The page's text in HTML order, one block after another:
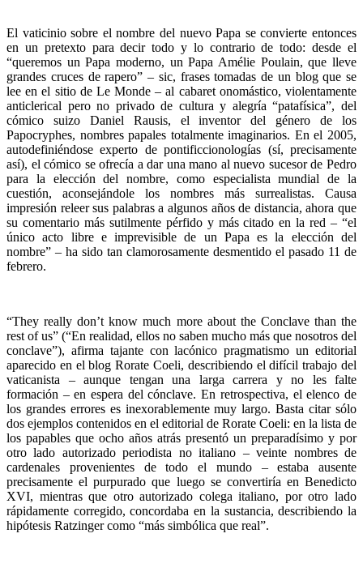
El vaticinio sobre el nombre del nuevo Papa se convierte entonces
en un pretexto para decir todo y lo contrario de todo: desde el
“queremos un Papa moderno, un Papa Amélie Poulain, que lleve
grandes cruces de rapero” – sic, frases tomadas de un blog que se
lee en el sitio de Le Monde – al cabaret onomástico, violentamente
anticlerical pero no privado de cultura y alegría “patafísica”, del
cómico suizo Daniel Rausis, el inventor del género de los
Papocryphes, nombres papales totalmente imaginarios. En el 2005,
autodefiniéndose experto de pontificcionologías (sí, precisamente
así), el cómico se ofrecía a dar una mano al nuevo sucesor de Pedro
para la elección del nombre, como especialista mundial de la
cuestión, aconsejándole los nombres más surrealistas. Causa
impresión releer sus palabras a algunos años de distancia, ahora que
su comentario más sutilmente pérfido y más citado en la red – “el
único acto libre e imprevisible de un Papa es la elección del
nombre” – ha sido tan clamorosamente desmentido el pasado 11 de
febrero.
“They really don’t know much more about the Conclave than the
rest of us” (“En realidad, ellos no saben mucho más que nosotros del
conclave”), afirma tajante con lacónico pragmatismo un editorial
aparecido en el blog Rorate Coeli, describiendo el difícil trabajo del
vaticanista – aunque tengan una larga carrera y no les falte
formación – en espera del cónclave. En retrospectiva, el elenco de
los grandes errores es inexorablemente muy largo. Basta citar sólo
dos ejemplos contenidos en el editorial de Rorate Coeli: en la lista de
los papables que ocho años atrás presentó un preparadísimo y por
otro lado autorizado periodista no italiano – veinte nombres de
cardenales provenientes de todo el mundo – estaba ausente
precisamente el purpurado que luego se convertiría en Benedicto
XVI, mientras que otro autorizado colega italiano, por otro lado
rápidamente corregido, concordaba en la sustancia, describiendo la
hipótesis Ratzinger como “más simbólica que real”.